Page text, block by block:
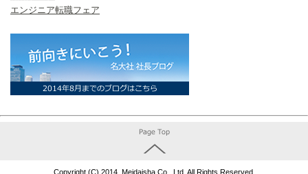
エンジニア転職フェア
Copyright (C) 2014. Meidaisha Co., Ltd. All Rights Reserved.